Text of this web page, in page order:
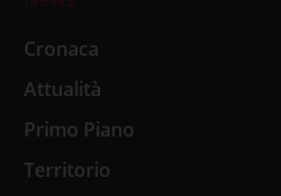
Cronaca
Attualità
Primo Piano
Territorio